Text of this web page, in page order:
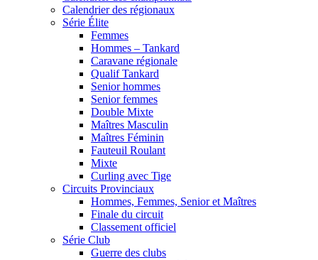
Calendrier des régionaux
Série Élite
Femmes
Hommes – Tankard
Caravane régionale
Qualif Tankard
Senior hommes
Senior femmes
Double Mixte
Maîtres Masculin
Maîtres Féminin
Fauteuil Roulant
Mixte
Curling avec Tige
Circuits Provinciaux
Hommes, Femmes, Senior et Maîtres
Finale du circuit
Classement officiel
Série Club
Guerre des clubs